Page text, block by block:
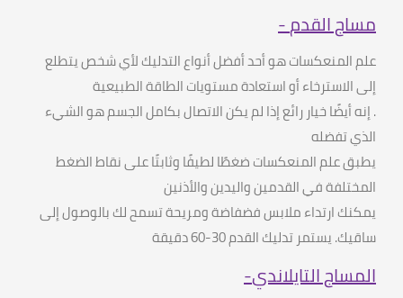
مساج القدم-
علم المنعكسات هو أحد أفضل أنواع التدليك لأي شخص يتطلع
إلى الاسترخاء أو استعادة مستويات الطاقة الطبيعية
.إنه أيضًا خيار رائع إذا لم يكن الاتصال بكامل الجسم هو الشيء
الذي تفضله
يطبق علم المنعكسات ضغطًا لطيفًا وثابتًا على نقاط الضغط
المختلفة في القدمين واليدين والأذنين
يمكنك ارتداء ملابس فضفاضة ومريحة تسمح لك بالوصول إلى
ساقيك.يستمر تدليك القدم دقيقة
المساج التايلاندي-